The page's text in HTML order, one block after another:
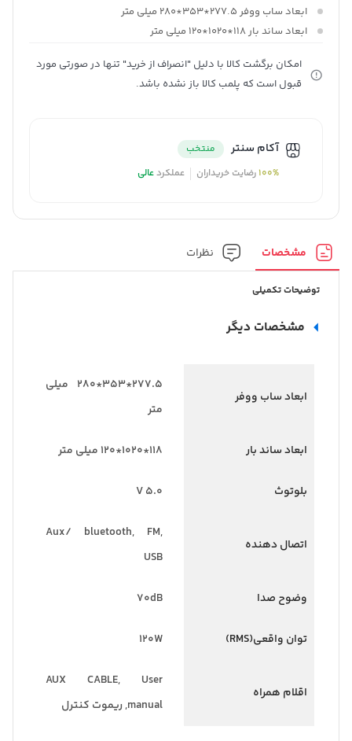
ابعاد ساب ووفر 277.5*353*280 میلی متر
ابعاد ساند بار118*1020*120 میلی متر
امکان برگشت کالا با دلیل "انصراف از خرید" تنها در صورتی مورد
قبول است که پلمب کالا باز نشده باشد.
آکام سنتر
منتخب
100%رضایت خریداران عملکردعالی
مشخصات نظرات
توضیحات تکمیلی
مشخصات دیگر
ابعاد ساب ووفر
277.5*353*280 میلی
متر
ابعاد ساند بار 118*1020*120 میلی متر
بلوتوث V 5.0
اتصال دهنده
Aux/ bluetooth, FM,
USB
وضوح صدا 70dB
توان واقعی(RMS) 120W
اقلام همراه
AUX CABLE, User
manual, ریموت کنترل